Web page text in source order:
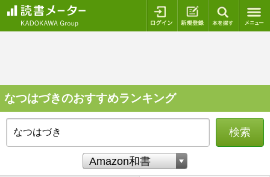
ログイン 新規登録
なつはづきのおすすめランキング
検索